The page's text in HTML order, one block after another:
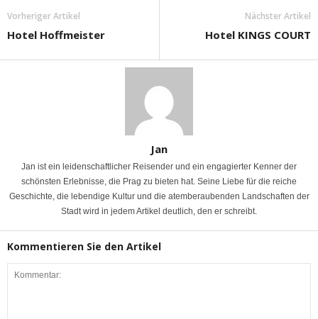
Vorheriger Artikel
Hotel Hoffmeister
Nächster Artikel
Hotel KINGS COURT
Jan
Jan ist ein leidenschaftlicher Reisender und ein engagierter Kenner der
schönsten Erlebnisse, die Prag zu bieten hat. Seine Liebe für die reiche
Geschichte, die lebendige Kultur und die atemberaubenden Landschaften der
Stadt wird in jedem Artikel deutlich, den er schreibt.
Kommentieren Sie den Artikel